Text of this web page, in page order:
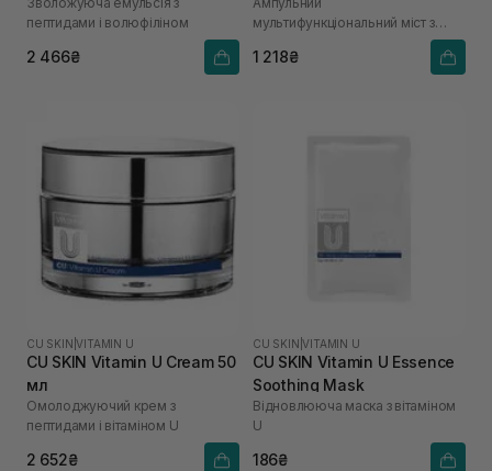
пептидами і волюфіліном
2 466₴
мультифункціональний міст з
1 218₴
CU SKIN |VITAMIN U
CU SKIN Vitamin U Cream 50
мл
Омолоджуючий крем з
пептидами і вітаміном U
2 652₴
CU SKIN |VITAMIN U
CU SKIN Vitamin U Essence
Soothing Mask
Відновлююча маска з вітаміном
U
186₴